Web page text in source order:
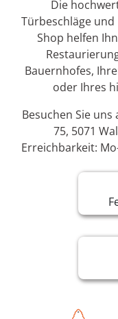
Die
Türbeschläge
Shop helfen
Bauernhofes,
oder Ihres
Besuchen Sie
75, 5071
Erreichbarkeit: